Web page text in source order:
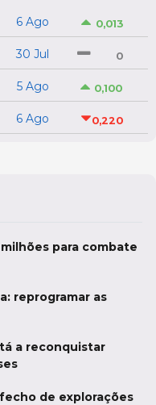
6 Ago 0,013
30 Jul 0
5 Ago 0,100
6 Ago 0,220
para combate
reprogramar as
a reconquistar
fecho de explorações